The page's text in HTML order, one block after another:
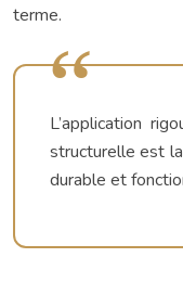
terme.
L’application
structurelle est
durable et